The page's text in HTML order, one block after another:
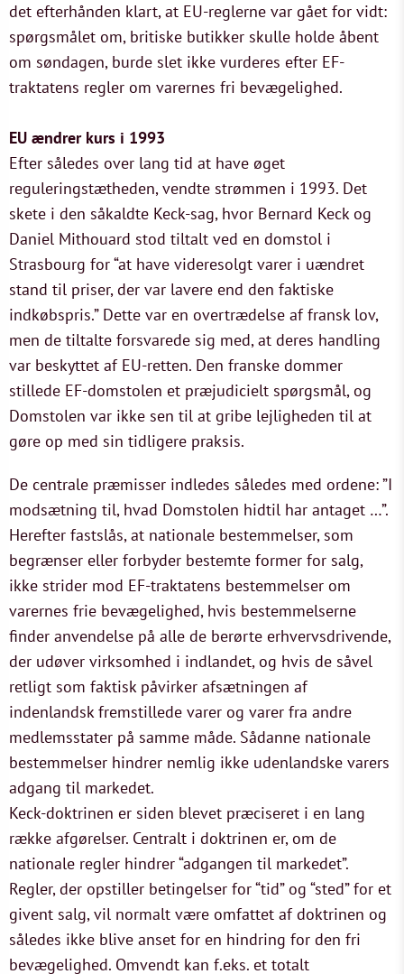
det efterhånden klart, at EU-reglerne var gået for vidt:
spørgsmålet om, britiske butikker skulle holde åbent
om søndagen, burde slet ikke vurderes efter EF-
traktatens regler om varernes fri bevægelighed.
EU ændrer kurs i 1993
Efter således over lang tid at have øget
reguleringstætheden, vendte strømmen i 1993. Det
skete i den såkaldte Keck-sag, hvor Bernard Keck og
Daniel Mithouard stod tiltalt ved en domstol i
Strasbourg for “at have videresolgt varer i uændret
stand til priser, der var lavere end den faktiske
indkøbspris.” Dette var en overtrædelse af fransk lov,
men de tiltalte forsvarede sig med, at deres handling
var beskyttet af EU-retten. Den franske dommer
stillede EF-domstolen et præjudicielt spørgsmål, og
Domstolen var ikke sen til at gribe lejligheden til at
gøre op med sin tidligere praksis.
De centrale præmisser indledes således med ordene: ”I
modsætning til, hvad Domstolen hidtil har antaget …”.
Herefter fastslås, at nationale bestemmelser, som
begrænser eller forbyder bestemte former for salg,
ikke strider mod EF-traktatens bestemmelser om
varernes frie bevægelighed, hvis bestemmelserne
finder anvendelse på alle de berørte erhvervsdrivende,
der udøver virksomhed i indlandet, og hvis de såvel
retligt som faktisk påvirker afsætningen af
indenlandsk fremstillede varer og varer fra andre
medlemsstater på samme måde. Sådanne nationale
bestemmelser hindrer nemlig ikke udenlandske varers
adgang til markedet.
Keck-doktrinen er siden blevet præciseret i en lang
række afgørelser. Centralt i doktrinen er, om de
nationale regler hindrer “adgangen til markedet”.
Regler, der opstiller betingelser for “tid” og “sted” for et
givent salg, vil normalt være omfattet af doktrinen og
således ikke blive anset for en hindring for den fri
bevægelighed. Omvendt kan f.eks. et totalt